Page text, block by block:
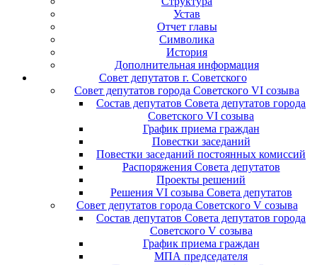
Устав
Отчет главы
Символика
История
Дополнительная информация
Совет депутатов г. Советского
Совет депутатов города Советского VI созыва
Состав депутатов Совета депутатов города
Советского VI созыва
График приема граждан
Повестки заседаний
Повестки заседаний постоянных комиссий
Распоряжения Совета депутатов
Проекты решений
Решения VI созыва Совета депутатов
Совет депутатов города Советского V созыва
Состав депутатов Совета депутатов города
Советского V созыва
График приема граждан
МПА председателя